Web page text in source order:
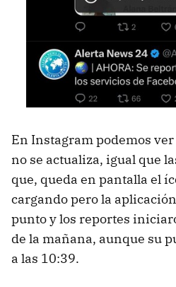
En Instagram podemos
no se actualiza, igual que
que, queda en pantalla el
cargando pero la
punto y los reportes
de la mañana, aunque su
a las 10:39.